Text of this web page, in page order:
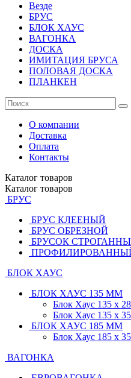
Везде
БРУС
БЛОК ХАУС
ВАГОНКА
ДОСКА
ИМИТАЦИЯ БРУСА
ПОЛОВАЯ ДОСКА
ПЛАНКЕН
О компании
Доставка
Оплата
Контакты
Каталог товаров
Каталог товаров
БРУС
БРУС КЛЕЕНЫЙ
БРУС ОБРЕЗНОЙ
БРУСОК
БЛОК ХАУС
БЛОК ХАУС 135 ММ
Блок Хаус 135 х
Блок Хаус 135 х
БЛОК ХАУС 185 ММ
Блок Хаус 185 х
ВАГОНКА